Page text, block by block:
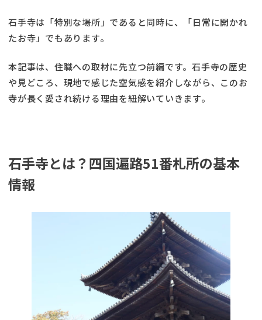
石手寺は「特別な場所」であると同時に、「日常に開かれ
たお寺」でもあります。
本記事は、住職への取材に先立つ前編です。石手寺の歴史
や見どころ、現地で感じた空気感を紹介しながら、このお
寺が長く愛され続ける理由を紐解いていきます。
石手寺とは？四国遍路51番札所の基本
情報